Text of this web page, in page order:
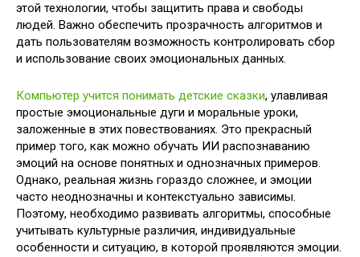
этой технологии, чтобы защитить права и свободы
людей. Важно обеспечить прозрачность алгоритмов и
дать пользователям возможность контролировать сбор
и использование своих эмоциональных данных.
Компьютер учится понимать детские сказки, улавливая
простые эмоциональные дуги и моральные уроки,
заложенные в этих повествованиях. Это прекрасный
пример того, как можно обучать ИИ распознаванию
эмоций на основе понятных и однозначных примеров.
Однако, реальная жизнь гораздо сложнее, и эмоции
часто неоднозначны и контекстуально зависимы.
Поэтому, необходимо развивать алгоритмы, способные
учитывать культурные различия, индивидуальные
особенности и ситуацию, в которой проявляются эмоции.